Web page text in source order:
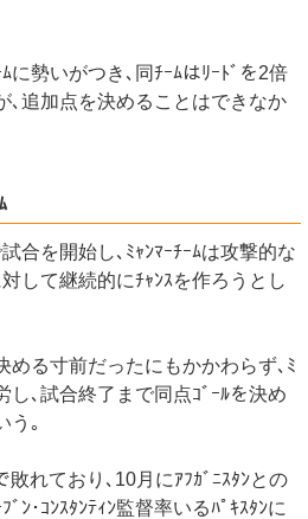
に勢いがつき､同ﾁｰﾑはﾘｰﾄﾞを2倍
､追加点を決めることはできなか
合を開始し､ﾐｬﾝﾏｰﾁｰﾑは攻撃的な
して継続的にﾁｬﾝｽを作ろうとし
める寸前だったにもかかわらず､ﾐ
し､試合終了まで同点ｺﾞｰﾙを決め
う｡
敗れており､10月にｱﾌｶﾞﾆｽﾀﾝとの
ﾝ･ｺﾝｽﾀﾝﾃｨﾝ監督率いるﾊﾟｷｽﾀﾝに